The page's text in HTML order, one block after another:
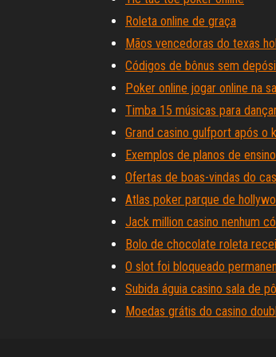
Roleta online de graça
Mãos vencedoras do texas
Códigos de bônus sem
Poker online jogar online na
Timba 15 músicas para
Grand casino gulfport após o
Exemplos de planos de
Ofertas de boas-vindas do
Atlas poker parque de
Jack million casino nenhum
Bolo de chocolate roleta
O slot foi bloqueado
Subida águia casino sala de
Moedas grátis do casino